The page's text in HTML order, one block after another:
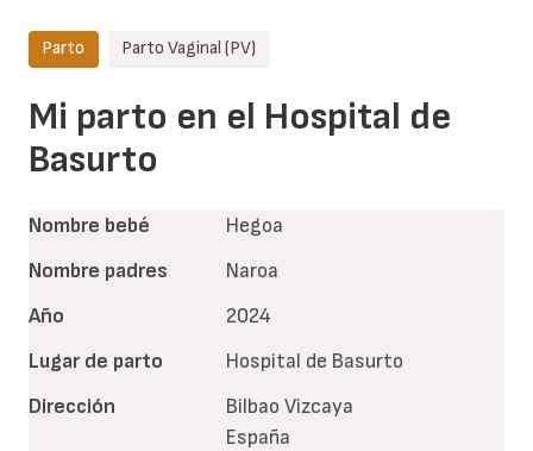
Mi parto en el Hospital de
Basurto
Parto Parto Vaginal (PV)
Nombre bebé
Hegoa
Nombre padres
Naroa
Año
2024
Lugar de parto
Hospital de Basurto
Dirección
Bilbao Vizcaya
España